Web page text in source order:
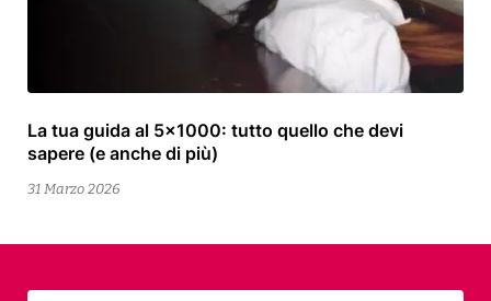
La tua guida al 5×1000: tutto quello che devi
sapere (e anche di più)
31 Marzo 2026
13
Aprile
2026